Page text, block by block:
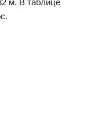
м. В таблице